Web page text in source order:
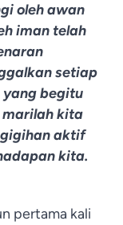
oleh awan
iman telah
setiap
yang begitu
kita
aktif
kita.
pertama kali